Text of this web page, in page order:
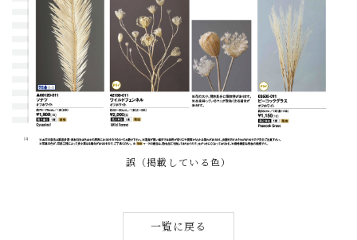
誤（掲載している色）
一覧に戻る